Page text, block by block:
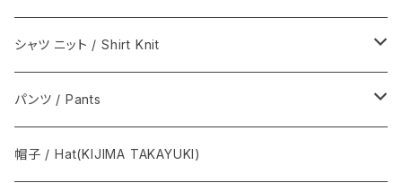
籠心 / あけび蔓細工 / Basket bag
籠バッグ(手提げ籠) / Basket bag
巾着(信玄袋) / INDEN
シャツ ニット / Shirt Knit
BODHI
Graphpaper / グラフペーパー
パンツ / Pants
Y. & SONS
帽子 / Hat(KIJIMA TAKAYUKI)